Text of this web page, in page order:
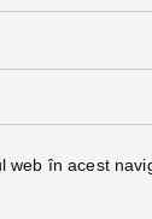
web în acest